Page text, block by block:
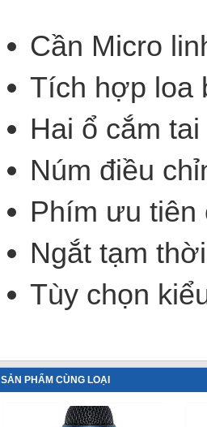
Cần Micro
Tích hợp loa
Hai ổ cắm
Núm điều
Phím ưu tiên
Ngắt tạm
Tùy chọn
SẢN PHẨM CÙNG LOẠI